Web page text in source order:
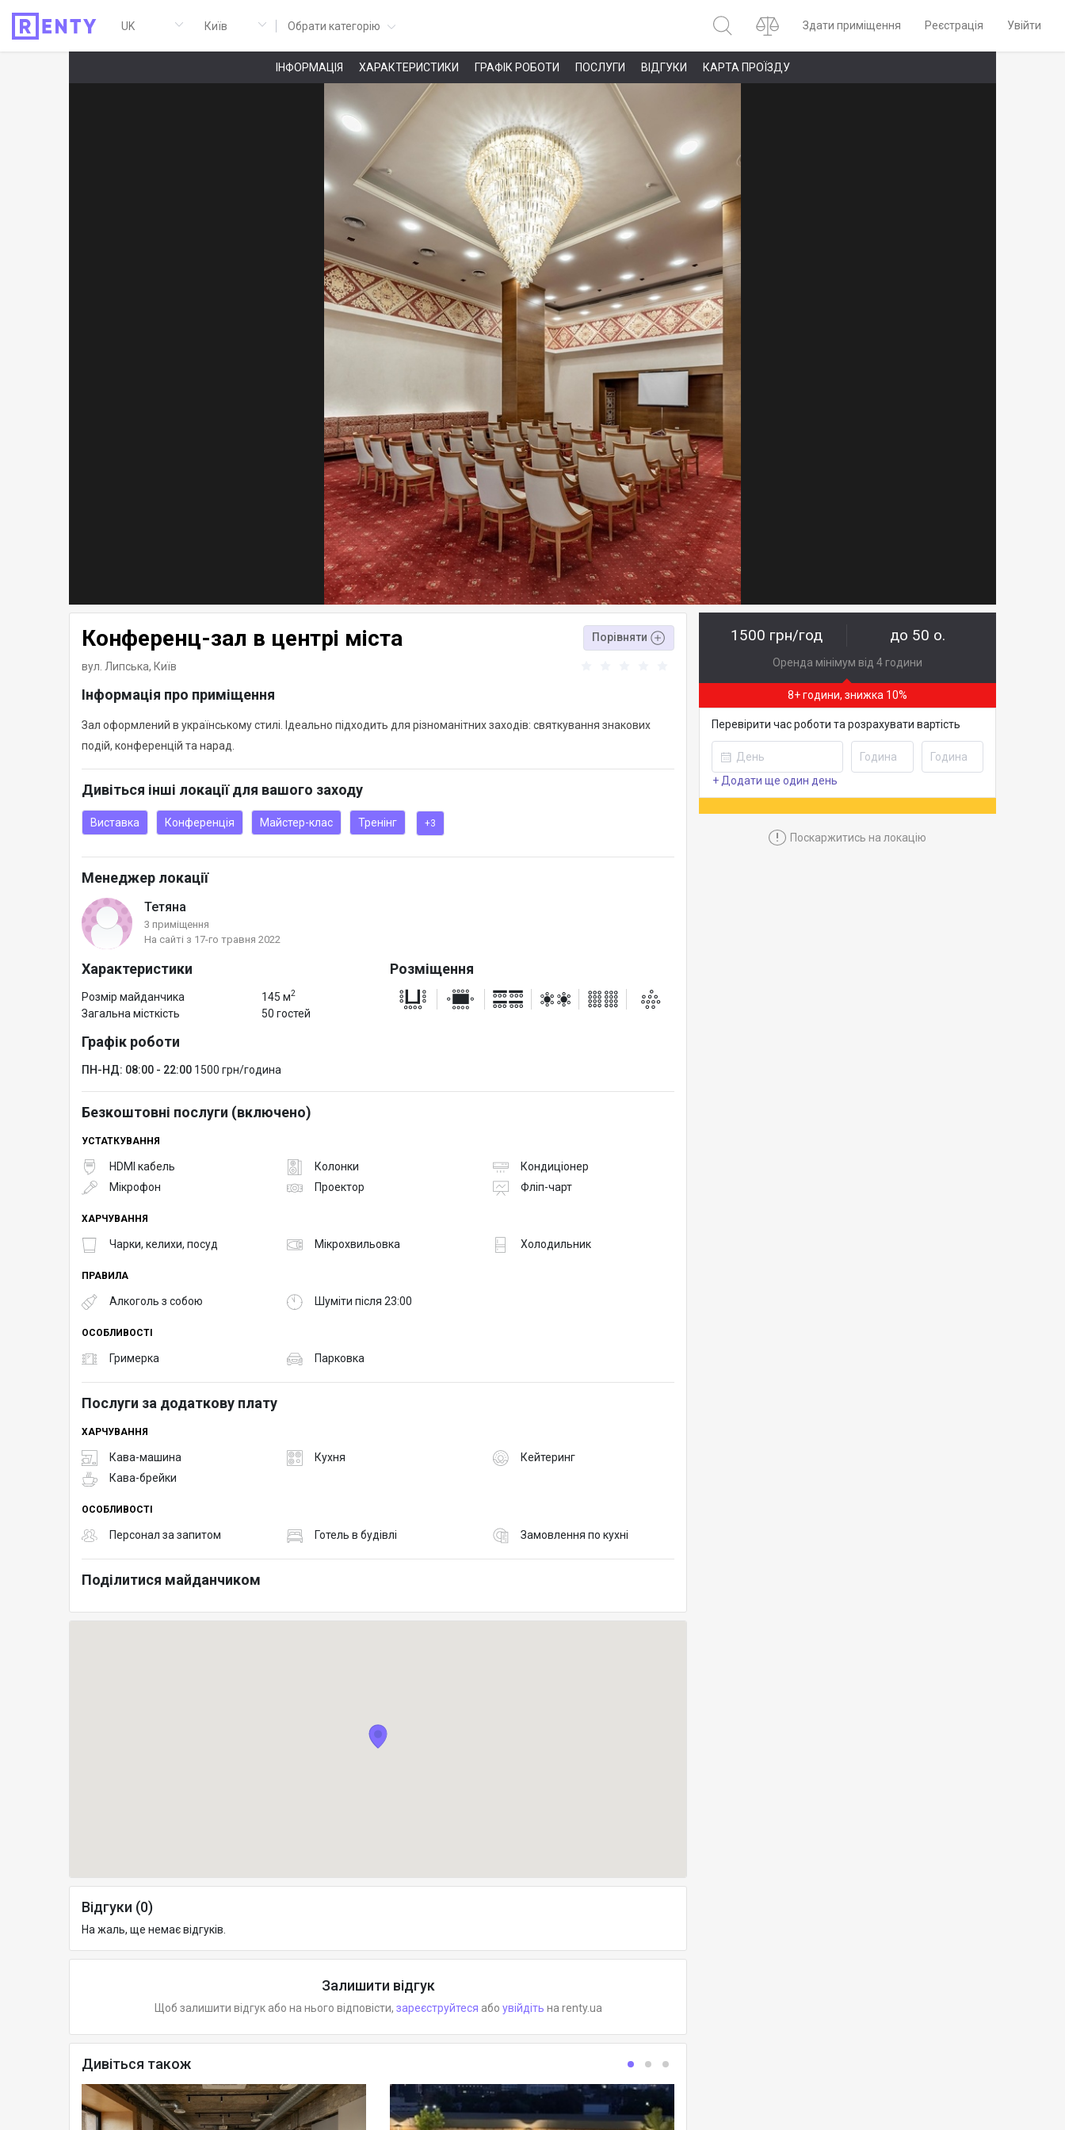
Обрати категорію Здати приміщення Реєстрація Увійти
ІНФОРМАЦІЯ ХАРАКТЕРИСТИКИ ГРАФІК РОБОТИ ПОСЛУГИ ВІДГУКИ КАРТА ПРОЇЗДУ
Конференц-зал в центрі міста Порівняти
вул. Липська, Київ
Інформація про приміщення
Зал оформлений в українському стилі. Ідеально підходить для різноманітних заходів: святкування знакових
подій, конференцій та нарад.
Дивіться інші локації для вашого заходу
Виставка Конференція Майстер-клас Тренінг +3
Менеджер локації
Тетяна
3 приміщення
На сайті з 17-го травня 2022
Характеристики
Розмір майданчика 145 м2
Загальна місткість 50 гостей
Розміщення
Графік роботи
ПН-НД: 08:00 - 22:00 1500 грн/година
Безкоштовні послуги (включено)
УСТАТКУВАННЯ
HDMI кабель Колонки
Кондиціонер
Мікрофон
Проектор Фліп-чарт
ХАРЧУВАННЯ
Чарки, келихи, посуд Мікрохвильовка Холодильник
ПРАВИЛА
Алкоголь з собою Шуміти після 23:00
ОСОБЛИВОСТІ
Гримерка Парковка
Послуги за додаткову плату
ХАРЧУВАННЯ
Кава-машина Кухня
Кейтеринг
Кава-брейки
ОСОБЛИВОСТІ
Персонал за запитом Готель в будівлі Замовлення по кухні
Поділитися майданчиком
Відгуки (0)
На жаль, ще немає відгуків.
Залишити відгук
Щоб залишити відгук або на нього відповісти, зареєструйтеся або увійдіть на renty.ua
Дивіться також
1500 грн/год до 50 о.
Оренда мінімум від 4 години
8+ години, знижка 10%
Перевірити час роботи та розрахувати вартість
+ Додати ще один день
! Поскаржитись на локацію